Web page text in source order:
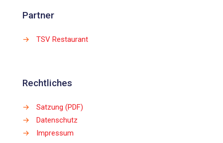
Partner
→ TSV Restaurant
Rechtliches
→
Satzung (PDF)
→
Datenschutz
→
Impressum